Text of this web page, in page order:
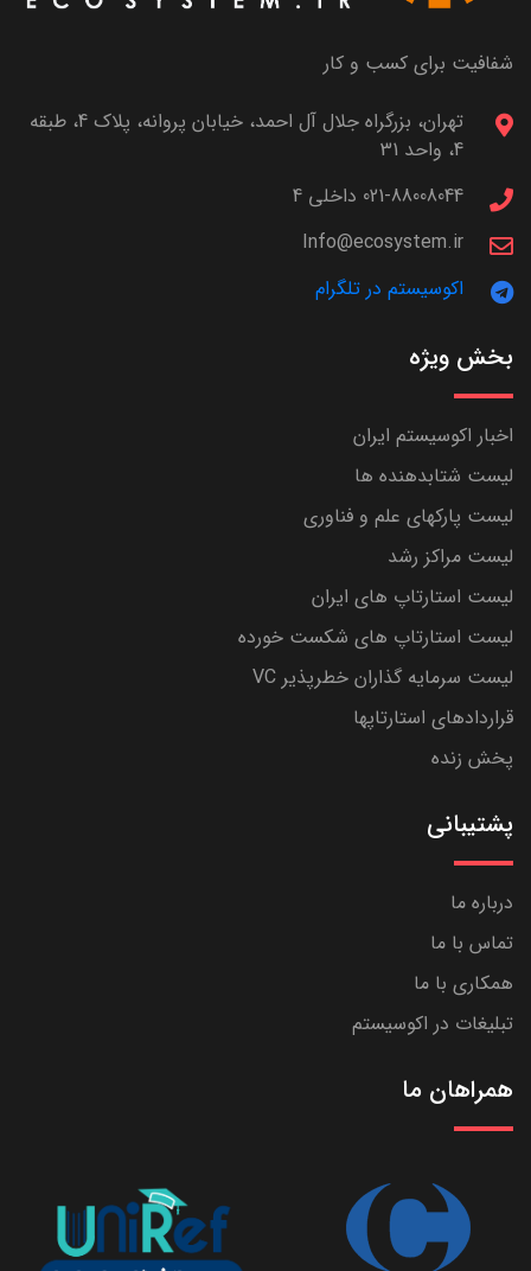
شفافیت برای کسب و کار
تهران، بزرگراه جلال آل احمد، خیابان پروانه، پلاک 4، طبقه
4، واحد 31
021-88008044 داخلی 4
Info@ecosystem.ir
اکوسیستم در تلگرام
بخش ویژه
اخبار اکوسیستم ایران
لیست شتابدهنده ها
لیست پارکهای علم و فناوری
لیست مراکز رشد
لیست استارتاپ های ایران
لیست استارتاپ های شکست خورده
لیست سرمایه گذاران خطرپذیر VC
قراردادهای استارتاپها
پخش زنده
پشتیبانی
درباره ما
تماس با ما
همکاری با ما
تبلیغات در اکوسیستم
همراهان ما